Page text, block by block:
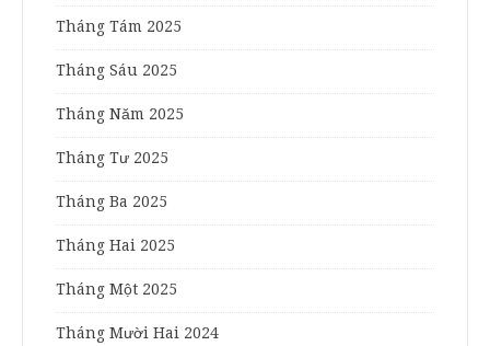
Tháng Tám 2025
Tháng Sáu 2025
Tháng Năm 2025
Tháng Tư 2025
Tháng Ba 2025
Tháng Hai 2025
Tháng Một 2025
Tháng Mười Hai 2024